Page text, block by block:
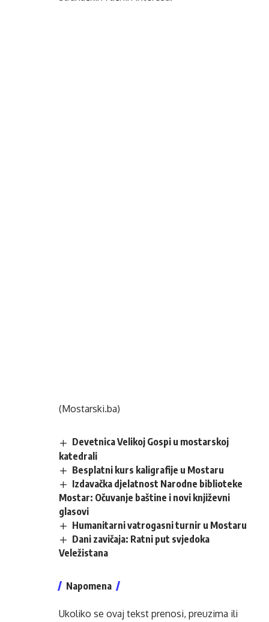
(Mostarski.ba)
Devetnica Velikoj Gospi u mostarskoj
katedrali
Besplatni kurs kaligrafije u Mostaru
Izdavačka djelatnost Narodne biblioteke
Mostar: Očuvanje baštine i novi književni
glasovi
Humanitarni vatrogasni turnir u Mostaru
Dani zavičaja: Ratni put svjedoka
Veležistana
Napomena
Ukoliko se ovaj tekst prenosi, preuzima ili